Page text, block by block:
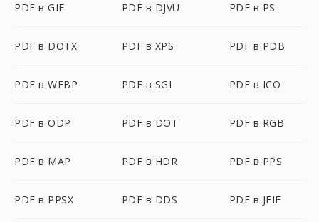
PDF в GIF PDF в DJVU PDF в PS
PDF в DOTX PDF в XPS PDF в PDB
PDF в WEBP PDF в SGI PDF в ICO
PDF в ODP PDF в DOT PDF в RGB
PDF в MAP PDF в HDR PDF в PPS
PDF в PPSX PDF в DDS PDF в JFIF